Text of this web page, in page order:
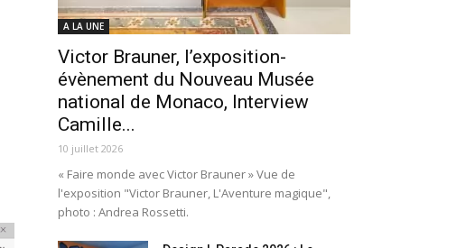
A LA UNE
Victor Brauner, l’exposition-
évènement du Nouveau Musée
national de Monaco, Interview
Camille...
10 juillet 2026
« Faire monde avec Victor Brauner » Vue de
l'exposition "Victor Brauner, L'Aventure magique",
photo : Andrea Rossetti.